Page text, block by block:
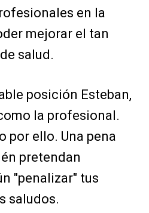
en la
mejorar el tan
salud.
posición Esteban,
la profesional.
por ello. Una pena
pretendan
"penalizar" tus
saludos.